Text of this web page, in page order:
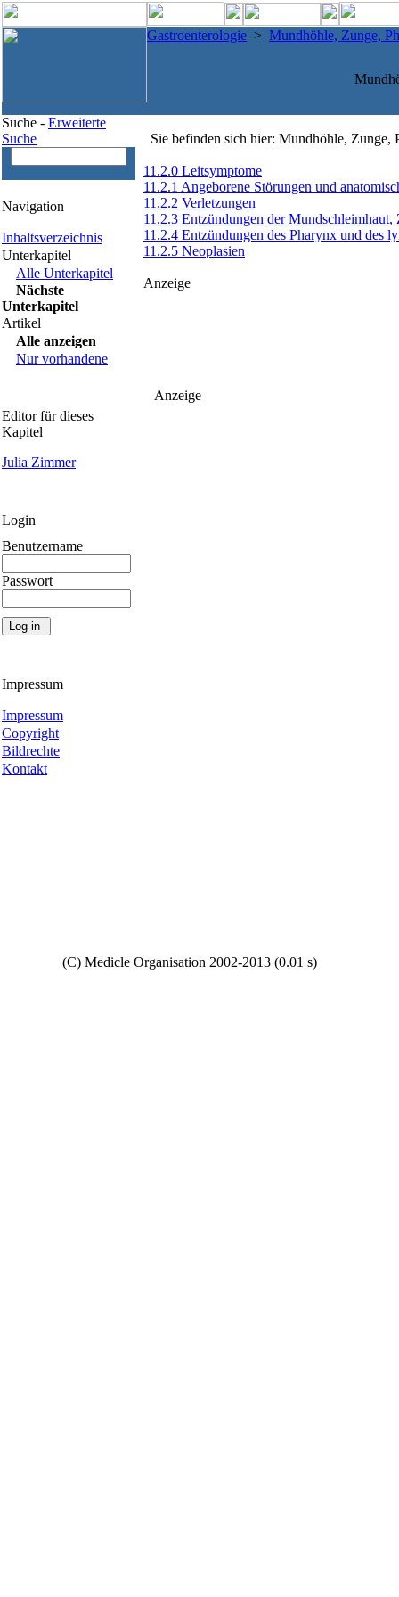
Gastroenterologie > Mundhöhle, Zunge,
Suche - Erweiterte
Suche
Navigation
Inhaltsverzeichnis
Unterkapitel
Alle Unterkapitel
Nächste
Unterkapitel
Artikel
Alle anzeigen
Nur vorhandene
Editor für dieses
Kapitel
Julia Zimmer
Login
Benutzername
Passwort
Impressum
Impressum
Copyright
Bildrechte
Kontakt
Sie befinden sich hier: Mundhöhle, Zunge,
11.2.0 Leitsymptome
11.2.1 Angeborene Störungen und
11.2.2 Verletzungen
11.2.3 Entzündungen der Mundschleimhaut,
11.2.4 Entzündungen des Pharynx und des
11.2.5 Neoplasien
Anzeige
Anzeige
(C) Medicle Organisation 2002-2013 (0.01 s)